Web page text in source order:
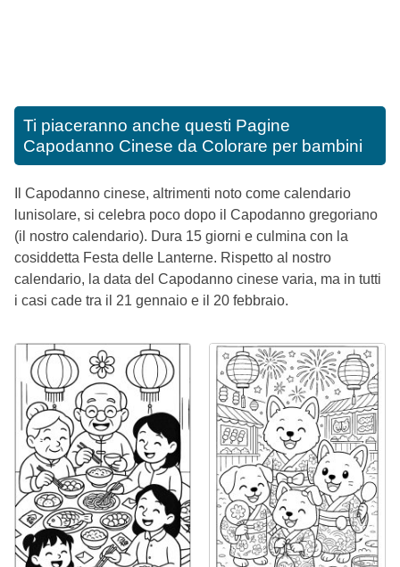
Ti piaceranno anche questi Pagine
Capodanno Cinese da Colorare per bambini
Il Capodanno cinese, altrimenti noto come calendario
lunisolare, si celebra poco dopo il Capodanno gregoriano
(il nostro calendario). Dura 15 giorni e culmina con la
cosiddetta Festa delle Lanterne. Rispetto al nostro
calendario, la data del Capodanno cinese varia, ma in tutti
i casi cade tra il 21 gennaio e il 20 febbraio.